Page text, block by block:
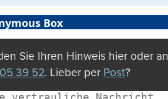
Box
Sie Ihren Hinweis hier oder an
39 52. Lieber per Post?